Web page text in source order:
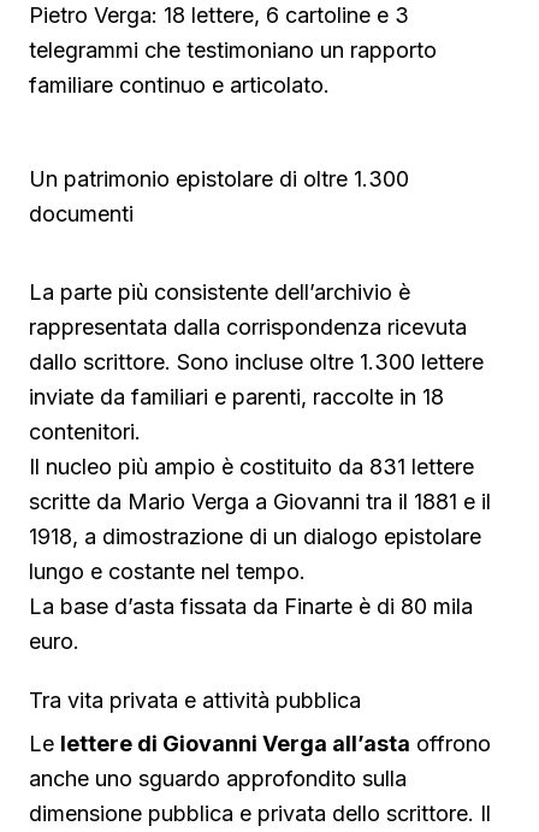
Pietro Verga: 18 lettere, 6 cartoline e 3
telegrammi che testimoniano un rapporto
familiare continuo e articolato.
Un patrimonio epistolare di oltre 1.300
documenti
La parte più consistente dell’archivio è
rappresentata dalla corrispondenza ricevuta
dallo scrittore. Sono incluse oltre 1.300 lettere
inviate da familiari e parenti, raccolte in 18
contenitori.
Il nucleo più ampio è costituito da 831 lettere
scritte da Mario Verga a Giovanni tra il 1881 e il
1918, a dimostrazione di un dialogo epistolare
lungo e costante nel tempo.
La base d’asta fissata da Finarte è di 80 mila
euro.
Tra vita privata e attività pubblica
Le lettere di Giovanni Verga all’asta offrono
anche uno sguardo approfondito sulla
dimensione pubblica e privata dello scrittore. Il